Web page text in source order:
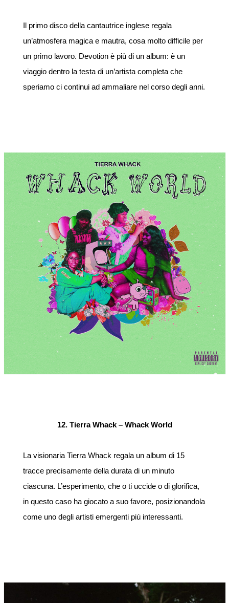
Il primo disco della cantautrice inglese regala
un’atmosfera magica e mautra, cosa molto difficile per
un primo lavoro. Devotion è più di un album: è un
viaggio dentro la testa di un’artista completa che
speriamo ci continui ad ammaliare nel corso degli anni.
12. Tierra Whack – Whack World
La visionaria Tierra Whack regala un album di 15
tracce precisamente della durata di un minuto
ciascuna. L’esperimento, che o ti uccide o di glorifica,
in questo caso ha giocato a suo favore, posizionandola
come uno degli artisti emergenti più interessanti.